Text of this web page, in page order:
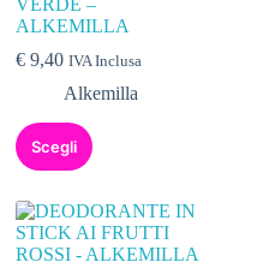
VERDE –
ALKEMILLA
€ 9,40 IVA Inclusa
Alkemilla
Scegli